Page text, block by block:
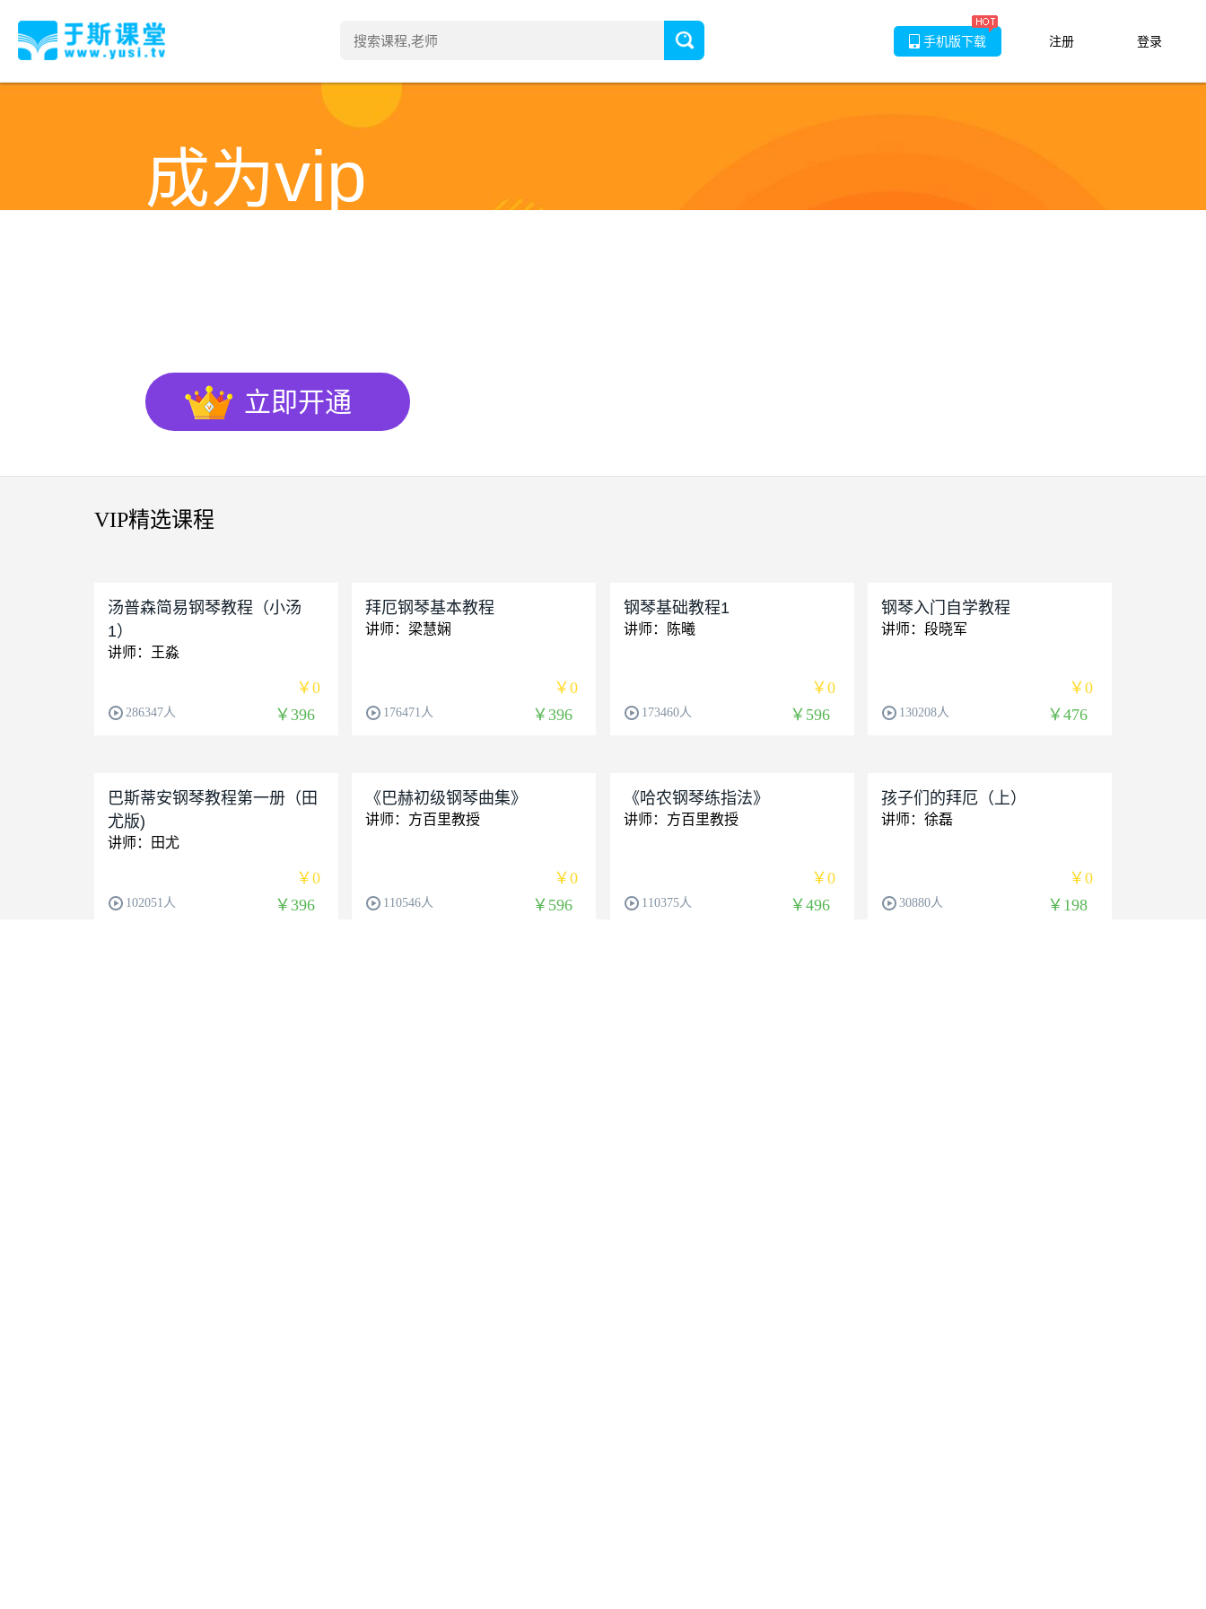
手机版下载 注册 登录
成为vip
立即开通
VIP精选课程
汤普森简易钢琴教程（小汤
1）
讲师：王淼
286347人
￥0
￥396
拜厄钢琴基本教程
讲师：梁慧娴
176471人
￥0
￥396
钢琴基础教程1
讲师：陈曦
173460人
￥0
￥596
钢琴入门自学教程
讲师：段晓军
130208人
￥0
￥476
巴斯蒂安钢琴教程第一册（田
尤版)
讲师：田尤
102051人
￥0
￥396
《巴赫初级钢琴曲集》
讲师：方百里教授
110546人
￥0
￥596
《哈农钢琴练指法》
讲师：方百里教授
110375人
￥0
￥496
孩子们的拜厄（上）
讲师：徐磊
30880人
￥0
￥198